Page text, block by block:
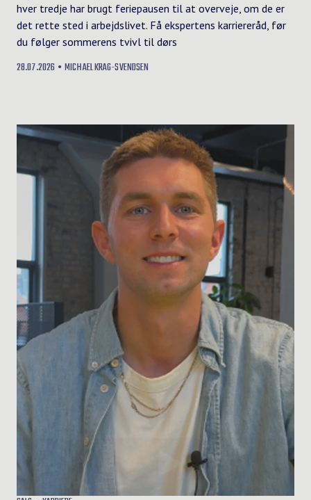
hver tredje har brugt feriepausen til at overveje, om de er
det rette sted i arbejdslivet. Få ekspertens karriereråd, før
du følger sommerens tvivl til dørs
28.07.2026 MICHAEL KRAG-SVENDSEN